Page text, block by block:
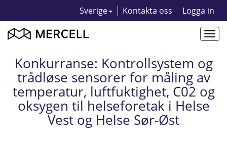
Sverige Kontakta oss Logga in
Konkurranse: Kontrollsystem og
trådløse sensorer for måling av
temperatur, luftfuktighet, C02 og
oksygen til helseforetak i Helse
Vest og Helse Sør-Øst